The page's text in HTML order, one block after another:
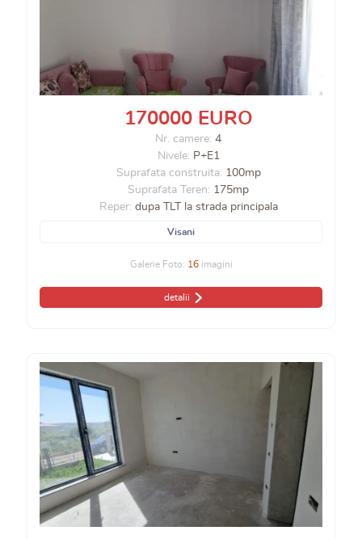
170000 EURO
Nr. camere: 4
Nivele: P+E1
Suprafata construita: 100mp
Suprafata Teren: 175mp
Reper: dupa TLT la strada principala
Visani
Galerie Foto: 16imagini
detalii